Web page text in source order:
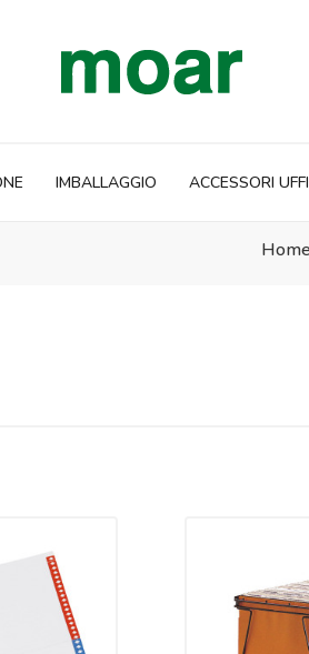
IMBALLAGGIO ACCESSORI
Home